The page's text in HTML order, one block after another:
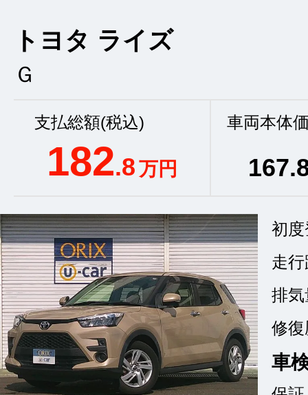
トヨタ ライズ
Ｇ
支払総額(税込)
182.8万円
車両本体
167
初
走
排気
修復
車